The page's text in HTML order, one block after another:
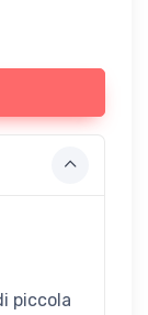
piccola